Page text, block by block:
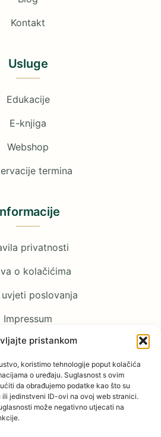
pristankom
koristimo tehnologije poput kolačića
o uređaju. Suglasnost s ovim
da obrađujemo podatke kao što su
ili jedinstveni ID-ovi na ovoj web stranici.
može negativno utjecati na
Kontakt
Usluge
Edukacije
E-knjiga
Webshop
termina
privatnosti
o kolačićima
poslovanja
Impressum
nas
Facebook
YouTube